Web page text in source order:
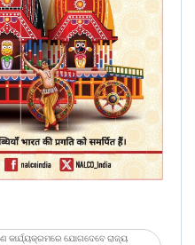
କାର୍ଯ୍ୟକ୍ରମରେ ଯୋଗଦେବେ ରାଜ୍ୟ